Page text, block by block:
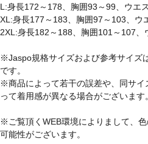
L:身長172～178、胸囲93～99、ウエ
XL:身長177～183、胸囲97～103、ウ
2XL:身長182～188、胸囲101～107、
※Jaspo規格サイズおよび参考サイズ
です。
※商品によって若干の誤差や、同サイ
って着用感が異なる場合がございます。
※ご覧頂くWEB環境によりまして、
可能性がございます。